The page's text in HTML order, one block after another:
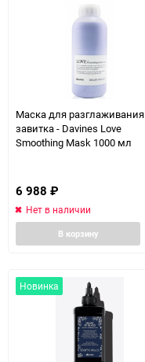
Маска для разглаживания
завитка - Davines Love
Smoothing Mask 1000 мл
6 988 ₽
Нет в наличии
В корзину
Новинка